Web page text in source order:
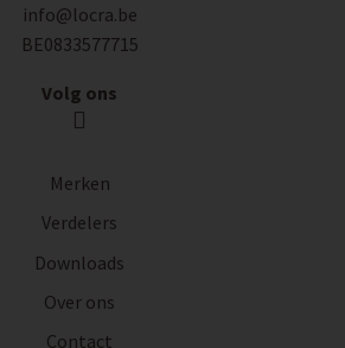
info@locra.be
BE0833577715
Volg ons
Merken
Verdelers
Downloads
Over ons
Contact